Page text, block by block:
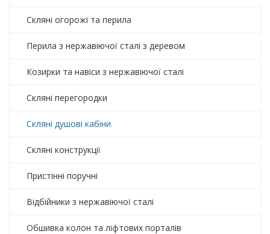
Скляні огорожі та перила
Перила з нержавіючої сталі з деревом
Козирки та навіси з нержавіючої сталі
Скляні перегородки
Скляні душові кабіни
Скляні конструкції
Пристінні поручні
Відбійники з нержавіючої сталі
Обшивка колон та ліфтових порталів